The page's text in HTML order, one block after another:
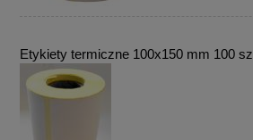
Etykiety termiczne 100x150 mm 100